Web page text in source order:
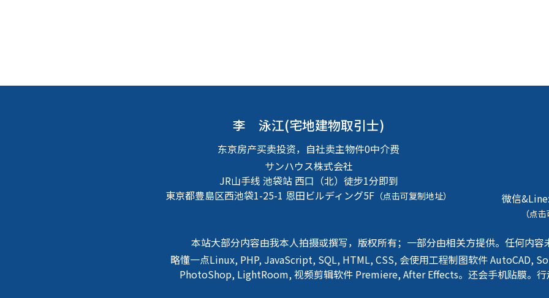
李 泳江(宅地建物取引士)
东京房产买卖投资，自社卖主物件0中介费
サンハウス株式会社
JR山手线 池袋站 西口（北）徒步1分即到
東京都豊島区西池袋1-25-1 恩田ビルディング5F （点击可复制地址） 微信
（点
本站大部分内容由我本人拍摄或撰写，版权所有；一部分由相关方提供。任何内容
略懂一点Linux, PHP, JavaScript, SQL, HTML, CSS, 会使用工程制图软件 AutoCAD,
PhotoShop, LightRoom, 视频剪辑软件 Premiere, After Effects。还会手机贴膜。行